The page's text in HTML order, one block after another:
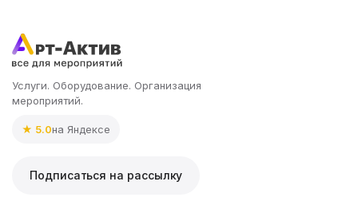
Услуги. Оборудование. Организация
мероприятий.
★ 5.0на Яндексе
Подписаться на рассылку